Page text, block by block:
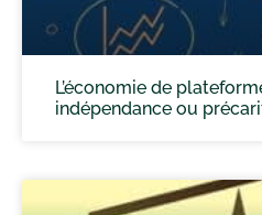
L’économie de
indépendance ou